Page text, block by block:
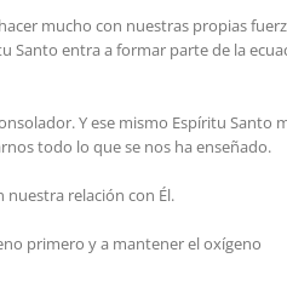
mucho con nuestras propias
Santo entra a formar parte de la
Y ese mismo Espíritu Santo
todo lo que se nos ha enseñado.
nuestra relación con Él.
primero y a mantener el oxígeno